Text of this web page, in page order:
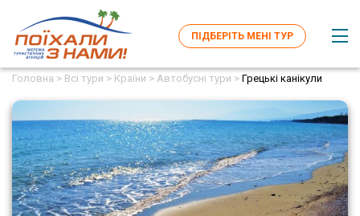
ПІДБЕРІТЬ МЕНІ ТУР
Головна > Всі тури > Країни > Автобусні тури > Грецькі канікули